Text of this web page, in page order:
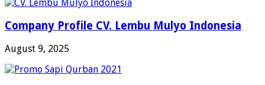
Company Profile CV. Lembu Mulyo Indonesia
August 9, 2025